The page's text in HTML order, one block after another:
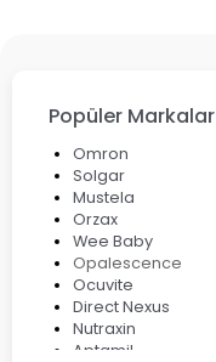
Popüler Markalar
Omron
Solgar
Mustela
Orzax
Wee Baby
Opalescence
Ocuvite
Direct Nexus
Nutraxin
Aptamil